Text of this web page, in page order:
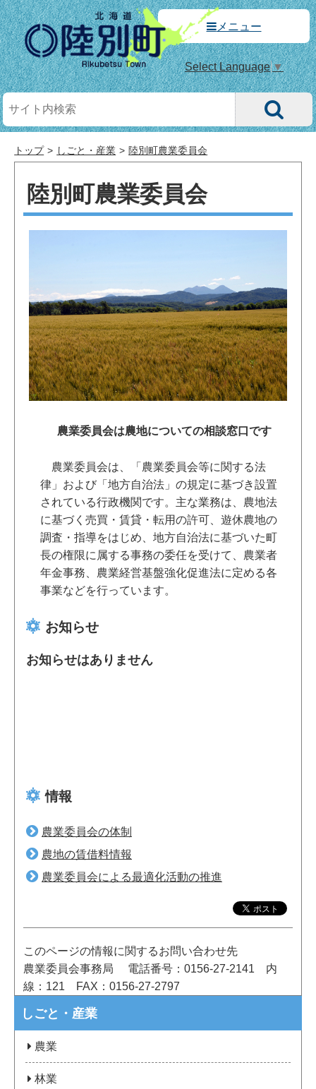
メニュー
Select Language▼
トップ しごと・産業 陸別町農業委員会
陸別町農業委員会
農業委員会は農地についての相談窓口です
農業委員会は、「農業委員会等に関する法
律」および「地方自治法」の規定に基づき設置
されている行政機関です。主な業務は、農地法
に基づく売買・賃貸・転用の許可、遊休農地の
調査・指導をはじめ、地方自治法に基づいた町
長の権限に属する事務の委任を受けて、農業者
年金事務、農業経営基盤強化促進法に定める各
事業などを行っています。
お知らせ
お知らせはありません
情報
農業委員会の体制
農地の賃借料情報
農業委員会による最適化活動の推進
このページの情報に関するお問い合わせ先
農業委員会事務局
電話番号：0156-27-2141
内
線：121
FAX：0156-27-2797
しごと・産業
農業
林業